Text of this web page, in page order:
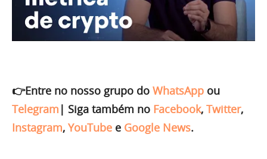
👉Entre no nosso grupo do WhatsApp ou
Telegram | Siga também no Facebook, Twitter,
Instagram, YouTube e Google News.